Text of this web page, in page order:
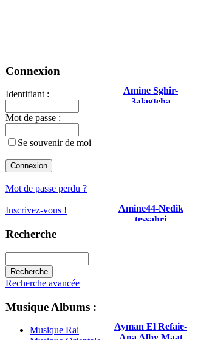
Connexion
Identifiant :
Mot de passe :
Se souvenir de moi
Mot de passe perdu ?
Inscrivez-vous !
Recherche
Recherche avancée
Musique Albums :
Musique Rai
Amine Sghir-
3alagteha
Amine44-Nedik
tessahri
Ayman El Refaie-
Ana Alby Maat